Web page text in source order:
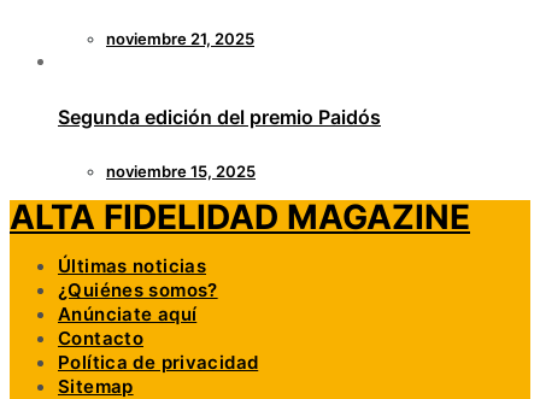
noviembre 21, 2025
Segunda edición del premio Paidós
noviembre 15, 2025
ALTA FIDELIDAD MAGAZINE
Últimas noticias
¿Quiénes somos?
Anúnciate aquí
Contacto
Política de privacidad
Sitemap